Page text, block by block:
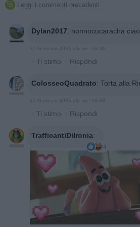
 Leggi i commenti precedenti...
Dylan2017: nonnocucaracha
27 Gennaio 2025 alle ore 18:34
· Ti stimo · Rispondi
ColosseoQuadrato: Torta alla
27 Gennaio 2025 alle ore 18:48
· Ti stimo · Rispondi
TrafficantiDiIronia:
4